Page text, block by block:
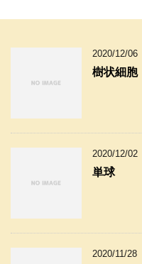
2020/12/06
樹状細胞
2020/12/02
単球
2020/11/28